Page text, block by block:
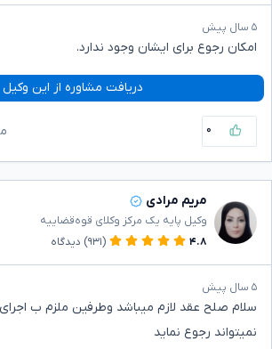
۵ سال پیش
امکان رجوع برای ایشان وجود ندارد.
دریافت مشاوره از این وکیل
۰
مریم مرادی
وکیل پایه یک مرکز وکلای قوه‌قضاییه
۴.۸
(۹۳۱) دیدگاه
۵ سال پیش
سلام صلح عقد لازم میباشد وطرفین ملزم ب
نمیتواند رجوع نماید